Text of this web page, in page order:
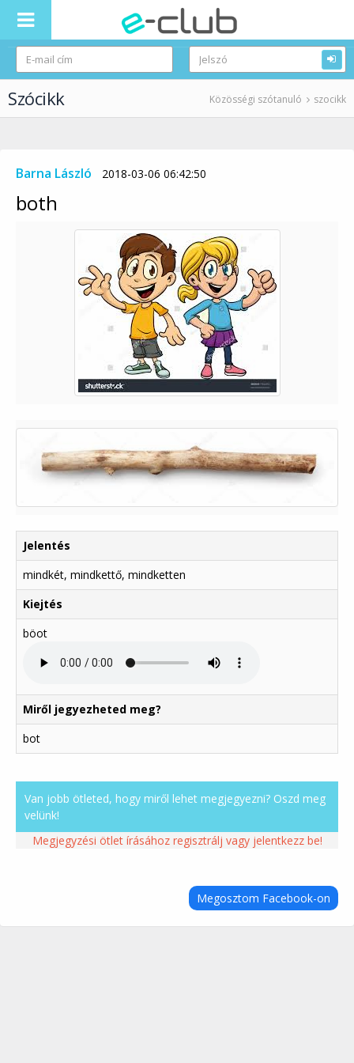
Szócikk Közösségi szótanuló szocikk
Barna László 2018-03-06 06:42:50
both
Jelentés
mindkét, mindkettő, mindketten
Kiejtés
böot
Miről jegyezheted meg?
bot
Van jobb ötleted, hogy miről lehet megjegyezni? Oszd meg
velünk!
Megjegyzési ötlet írásához regisztrálj vagy jelentkezz be!
Megosztom Facebook-on